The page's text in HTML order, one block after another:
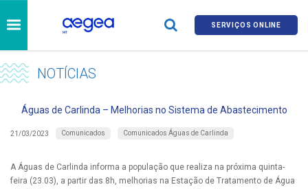
SERVIÇOS ONLINE
NOTÍCIAS
Águas de Carlinda – Melhorias no Sistema de Abastecimento
21/03/2023 Comunicados Comunicados Águas de Carlinda
A Águas de Carlinda informa a população que realiza na próxima quinta-
feira (23.03), a partir das 8h, melhorias na Estação de Tratamento de Água